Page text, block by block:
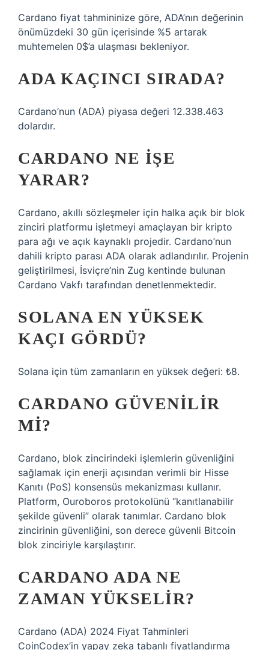
Cardano fiyat tahmininize göre, ADA’nın değerinin
önümüzdeki 30 gün içerisinde %5 artarak
muhtemelen 0$’a ulaşması bekleniyor.
ADA KAÇINCI SIRADA?
Cardano’nun (ADA) piyasa değeri 12.338.463
dolardır.
CARDANO NE IŞE
YARAR?
Cardano, akıllı sözleşmeler için halka açık bir blok
zinciri platformu işletmeyi amaçlayan bir kripto
para ağı ve açık kaynaklı projedir. Cardano’nun
dahili kripto parası ADA olarak adlandırılır. Projenin
geliştirilmesi, İsviçre’nin Zug kentinde bulunan
Cardano Vakfı tarafından denetlenmektedir.
SOLANA EN YÜKSEK
KAÇI GÖRDÜ?
Solana için tüm zamanların en yüksek değeri: ₺8.
CARDANO GÜVENILIR
MI?
Cardano, blok zincirindeki işlemlerin güvenliğini
sağlamak için enerji açısından verimli bir Hisse
Kanıtı (PoS) konsensüs mekanizması kullanır.
Platform, Ouroboros protokolünü “kanıtlanabilir
şekilde güvenli” olarak tanımlar. Cardano blok
zincirinin güvenliğini, son derece güvenli Bitcoin
blok zinciriyle karşılaştırır.
CARDANO ADA NE
ZAMAN YÜKSELIR?
Cardano (ADA) 2024 Fiyat Tahminleri
CoinCodex’in yapay zeka tabanlı fiyatlandırma